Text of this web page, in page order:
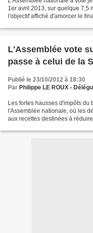
1er avril 2013, sur quelque 7,5
l'objectif affiché d'amorcer le
L'Assemblée vote
passe à celui de la
Publié le 23/10/2012 à 18:30
Par Philippe LE ROUX -
Les fortes hausses d'impôts du
l'Assemblée nationale, où les
aux recettes destinées à